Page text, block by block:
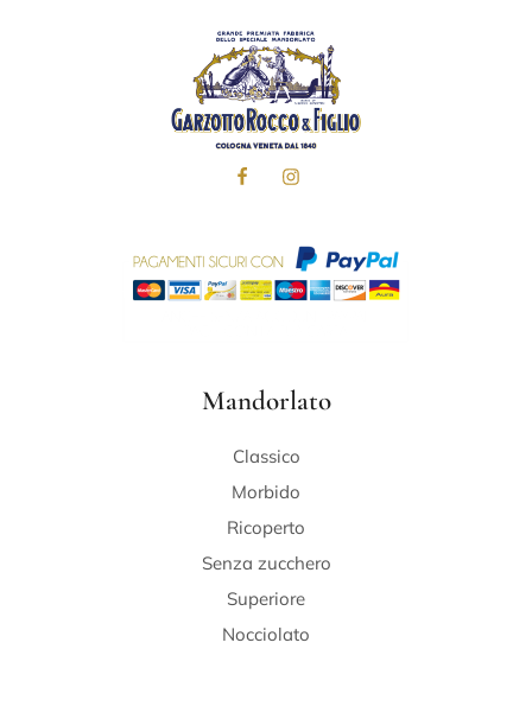
Mandorlato
Classico
Morbido
Ricoperto
Senza zucchero
Superiore
Nocciolato